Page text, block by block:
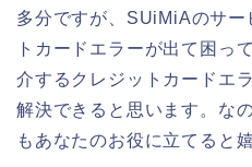
多分ですが、SUiMiAのサー
トカードエラーが出て困っ
介するクレジットカードエ
解決できると思います。な
もあなたのお役に立てると